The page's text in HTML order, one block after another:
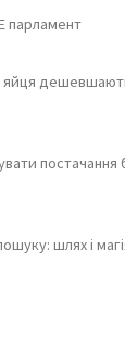
парламент
яйця
постачання
шлях і